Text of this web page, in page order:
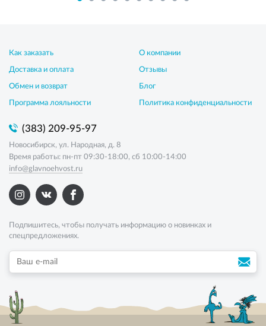
Как заказать
Доставка и оплата
Обмен и возврат
Программа лояльности
О компании
Отзывы
Блог
Политика конфиденциальности
(383) 209-95-97
Новосибирск, ул. Народная, д. 8
Время работы: пн-пт 09:30-18:00, сб 10:00-14:00
info@glavnoehvost.ru
Подпишитесь, чтобы получать информацию о новинках и
спецпредложениях.